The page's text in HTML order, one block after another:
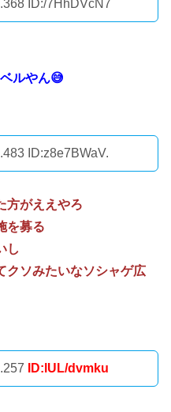
ID:/7HhDVcN7
ルやん😅
ID:z8e7BWaV.
方がええやろ
を募る
し
クソみたいなソシャゲ広
ID:lUL/dvmku